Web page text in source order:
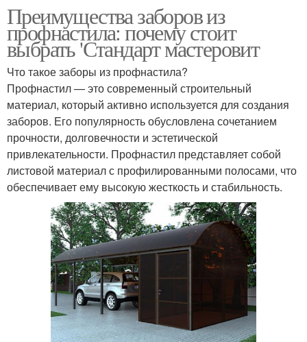
Преимущества заборов из
профнастила: почему стоит
выбрать 'Стандарт мастеровит
Что такое заборы из профнастила?
Профнастил — это современный строительный
материал, который активно используется для создания
заборов. Его популярность обусловлена сочетанием
прочности, долговечности и эстетической
привлекательности. Профнастил представляет собой
листовой материал с профилированными полосами, что
обеспечивает ему высокую жесткость и стабильность.